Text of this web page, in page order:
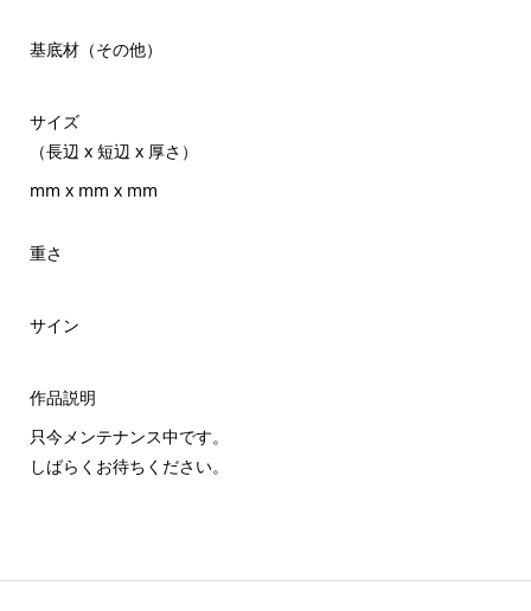
基底材（その他）
サイズ
（長辺 x 短辺 x 厚さ）
mm x mm x mm
重さ
サイン
作品説明
只今メンテナンス中です。
しばらくお待ちください。